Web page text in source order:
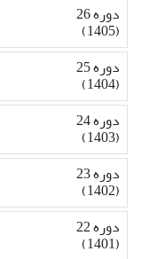
دوره 26
(1405)
دوره 25
(1404)
دوره 24
(1403)
دوره 23
(1402)
دوره 22
(1401)